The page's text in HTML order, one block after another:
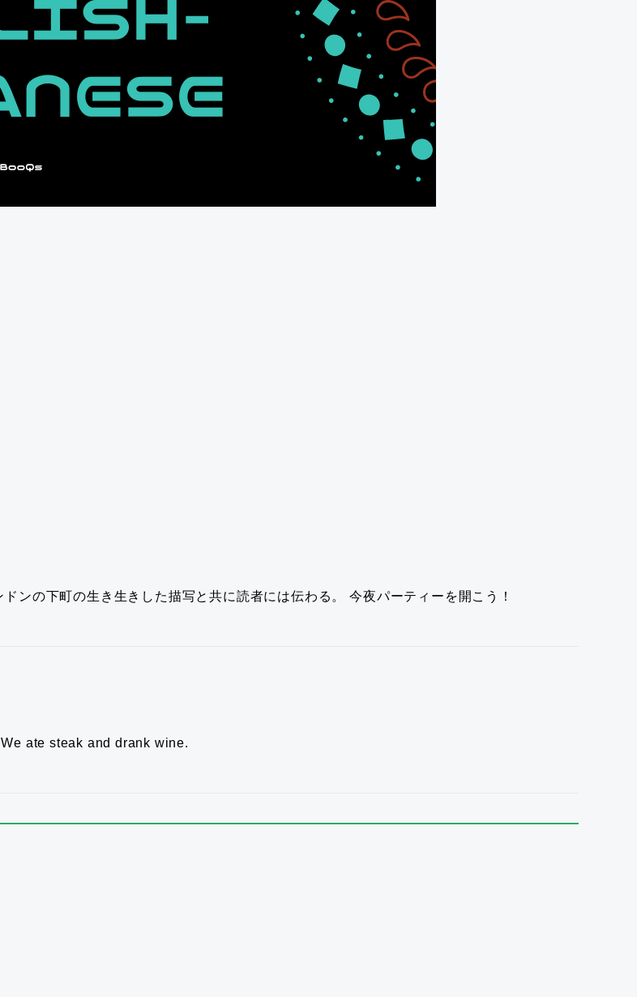
ンの下町の生き生きした描写と共に読者には伝わる。 今夜パーティーを開こう！
We ate steak and drank wine.